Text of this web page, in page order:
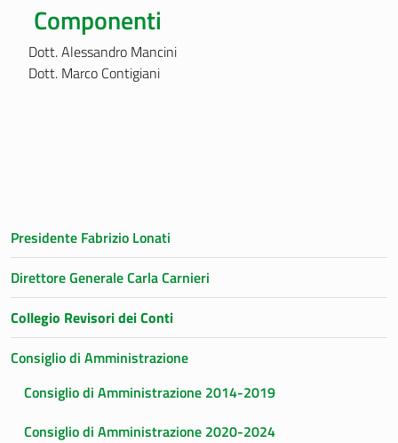
Componenti
Dott. Alessandro Mancini
Dott. Marco Contigiani
Presidente Fabrizio Lonati
Direttore Generale Carla Carnieri
Collegio Revisori dei Conti
Consiglio di Amministrazione
Consiglio di Amministrazione 2014-2019
Consiglio di Amministrazione 2020-2024